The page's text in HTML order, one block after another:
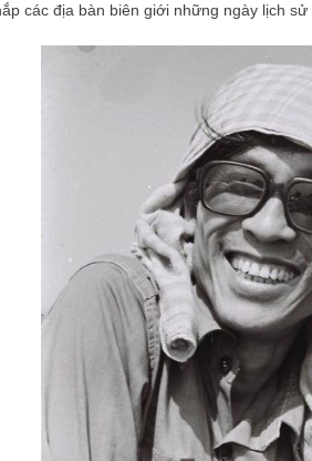
các địa bàn biên giới những ngày lịch sử